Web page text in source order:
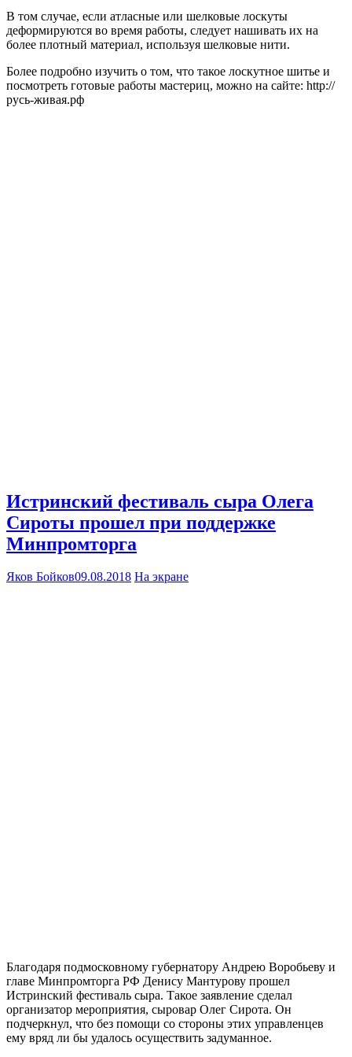
В том случае, если атласные или шелковые лоскуты
деформируются во время работы, следует нашивать их на
более плотный материал, используя шелковые нити.
Более подробно изучить о том, что такое лоскутное шитье и
посмотреть готовые работы мастериц, можно на сайте: http://
русь-живая.рф
Истринский фестиваль сыра Олега
Сироты прошел при поддержке
Минпромторга
Яков Бойков09.08.2018 На экране
Благодаря подмосковному губернатору Андрею Воробьеву и
главе Минпромторга РФ Денису Мантурову прошел
Истринский фестиваль сыра. Такое заявление сделал
организатор мероприятия, сыровар Олег Сирота. Он
подчеркнул, что без помощи со стороны этих управленцев
ему вряд ли бы удалось осуществить задуманное.